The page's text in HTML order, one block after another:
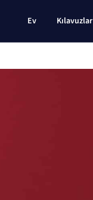
Ev Kılavuzlar